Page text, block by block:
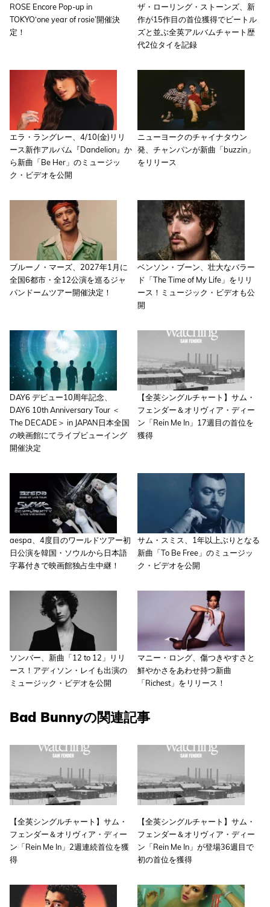
ROSE Encore Pop-up in
TOKYO‘one year of rosie’開催決
定！
ザ・ローリング・ストーンズ、新
作が15作目の首位獲得でビートル
ズと並ぶ全英アルバムチャート歴
代2位タイを記録
エラ・ラングレー、4/10(金)リリ
ース新作アルバム『Dandelion』か
ら新曲「Be Her」のミュージッ
ク・ビデオを公開
ニューヨークのチャイナタウン
発、チャンパンが新曲「buzzin」
をリリース
ブルーノ・マーズ、2027年1月に
全国6都市・全12公演を巡るジャ
パンドームツアー開催決定！
ベンソン・ブーン、壮大なバラー
ド「The Time of My Life」をリリ
ース！ミュージック・ビデオも公
開
DAY6 デビュー10周年記念、
DAY6 10th Anniversary Tour ＜
The DECADE＞ in JAPAN日本全国
の映画館にてライブビューイング
開催決定
【全英シングルチャート】サム・
フェンダー＆オリヴィア・ディー
ン「Rein Me In」17週目の首位を
獲得
aespa、4度目のワールドツアー初
日公演を韓国・ソウルから日本語
字幕付きで映画館独占生中継！
サム・スミス、1年以上ぶりとなる
新曲「To Be Free」のミュージッ
ク・ビデオを公開
ソンバー、新曲「12 to 12」リリ
ース！アディソン・レイも出演の
ミュージック・ビデオを公開
マニー・ロング、傷つきやすさと
鮮やかさをあわせ持つ新曲
「Richest」をリリース！
Bad Bunnyの関連記事
【全英シングルチャート】サム・
フェンダー＆オリヴィア・ディー
ン「Rein Me In」2週連続首位を獲
得
【全英シングルチャート】サム・
フェンダー＆オリヴィア・ディー
ン「Rein Me In」が登場36週目で
初の首位を獲得